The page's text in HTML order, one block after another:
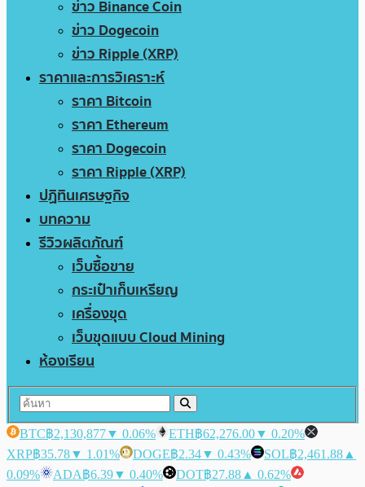
ข่าว Binance Coin
ข่าว Dogecoin
ข่าว Ripple (XRP)
ราคาและการวิเคราะห์
ราคา Bitcoin
ราคา Ethereum
ราคา Dogecoin
ราคา Ripple (XRP)
ปฏิทินเศรษฐกิจ
บทความ
รีวิวผลิตภัณฑ์
เว็บซื้อขาย
กระเป๋าเก็บเหรียญ
เครื่องขุด
เว็บขุดแบบ Cloud Mining
ห้องเรียน
BTC฿2,130,877▼ 0.06% ETH฿62,276.00▼ 0.20%
XRP฿35.78▼ 1.01% DOGE฿2.34▼ 0.43% SOL฿2,461.88 ▲
0.09%
ADA฿6.39▼ 0.40% DOT฿27.88 ▲ 0.62%